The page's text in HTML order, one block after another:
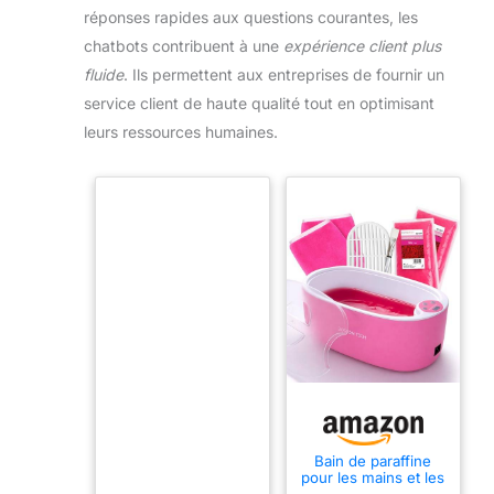
réponses rapides aux questions courantes, les
chatbots contribuent à une expérience client plus
fluide. Ils permettent aux entreprises de fournir un
service client de haute qualité tout en optimisant
leurs ressources humaines.
Bain de paraffine
pour les mains et les